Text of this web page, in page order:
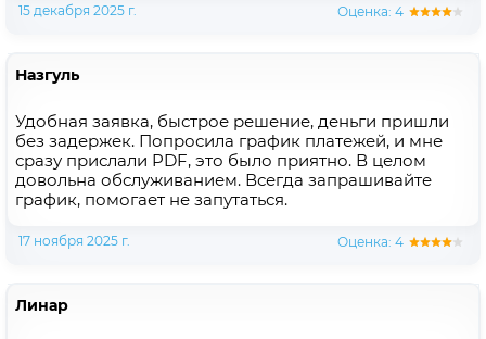
15 декабря 2025 г. Оценка: 4
Назгуль
Удобная заявка, быстрое решение, деньги пришли
без задержек. Попросила график платежей, и мне
сразу прислали PDF, это было приятно. В целом
довольна обслуживанием. Всегда запрашивайте
график, помогает не запутаться.
17 ноября 2025 г. Оценка: 4
Линар